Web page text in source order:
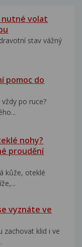
nutné volat
stav vážný
pomoc do
po ruce?
nohy?
proudění
kůže, oteklé
vyznáte ve
zachovat klid i ve